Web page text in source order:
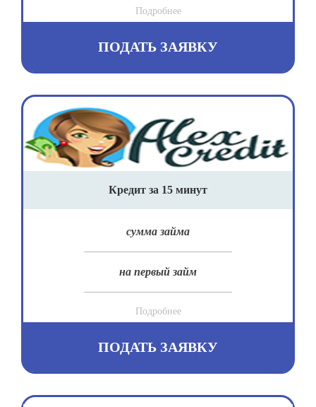
Подробнее
ПОДАТЬ ЗАЯВКУ
Кредит за 15 минут
сумма займа
на первый займ
Подробнее
ПОДАТЬ ЗАЯВКУ